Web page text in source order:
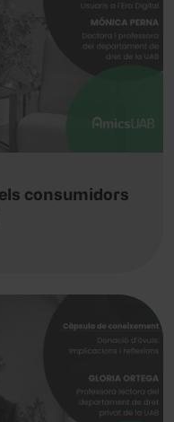
consumidors